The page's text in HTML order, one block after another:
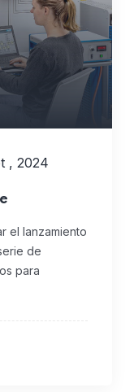
, 2024
el lanzamiento
de
para